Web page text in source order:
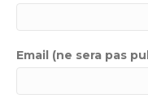
Email (ne sera pas